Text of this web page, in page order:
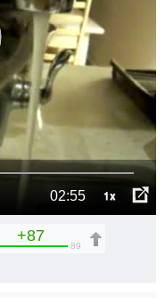
02:55 1x
+87
89